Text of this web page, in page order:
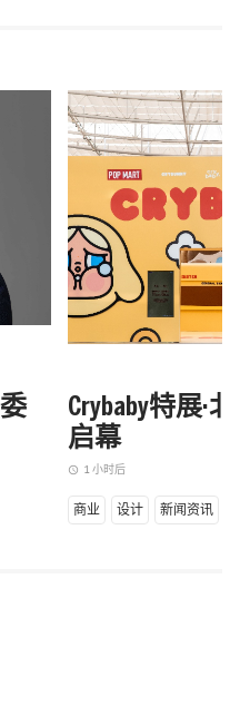
Crybaby特展·
启幕
access_time 1 小时后
商业 设计 新闻资讯